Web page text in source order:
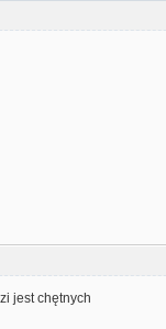
jest chętnych